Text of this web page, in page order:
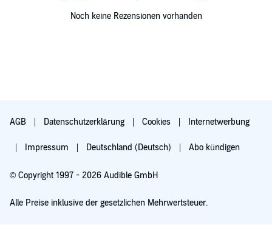
Noch keine Rezensionen vorhanden
AGB Datenschutzerklärung Cookies Internetwerbung
Impressum Deutschland (Deutsch) Abo kündigen
© Copyright 1997 - 2026 Audible GmbH
Alle Preise inklusive der gesetzlichen Mehrwertsteuer.